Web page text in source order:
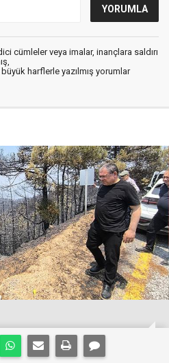
cümleler veya imalar, inançlara saldırı
harflerle yazılmış yorumlar